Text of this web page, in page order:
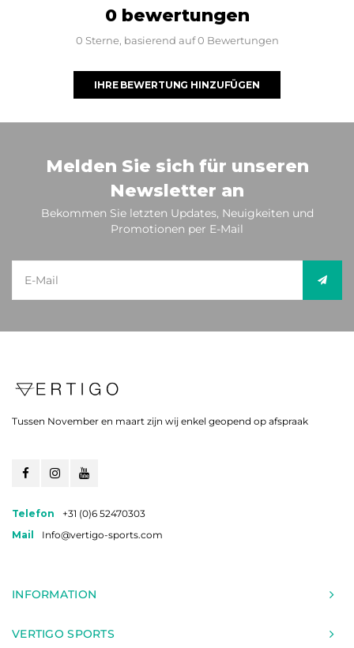
0 bewertungen
0 Sterne, basierend auf 0 Bewertungen
IHRE BEWERTUNG HINZUFÜGEN
Melden Sie sich für unseren
Newsletter an
Bekommen Sie letzten Updates, Neuigkeiten und
Promotionen per E-Mail
Tussen November en maart zijn wij enkel geopend op afspraak
Telefon
+31 (0)6 52470303
Mail
Info@vertigo-sports.com
INFORMATION
VERTIGO SPORTS